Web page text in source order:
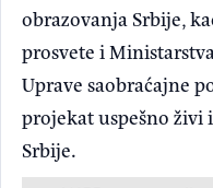
obrazovanja Srbije,
prosvete i
Uprave saobraćajne
projekat uspešno živi
Srbije.